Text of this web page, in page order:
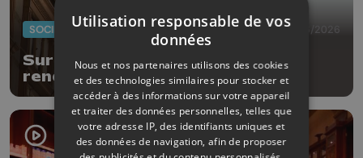
SOCIÉTÉ 29/06/2026
Surdicécité : des drapeaux pour
rendre visible l'invisible
Utilisation responsable de vos
données
Nous et nos partenaires utilisons des cookies
et des technologies similaires pour stocker et
accéder à des informations sur votre appareil
et traiter des données personnelles, telles que
votre adresse IP, des identifiants uniques et
des données de navigation, afin de proposer